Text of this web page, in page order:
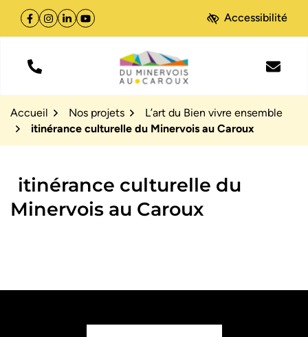
la
contenu
pied
Facebook
(ouverture dans un nouvel onglet)
Instagram
(ouverture dans un nouvel onglet)
Linkedin
(ouverture dans un nouvel onglet)
YouTube
(ouverture dans un nouvel onglet)Accessibilité
Site officiel de la
Accueil Nos projets
L’art du Bien vivre ensemble
itinérance culturelle du Minervois au Caroux
itinérance culturelle du
Minervois au Caroux